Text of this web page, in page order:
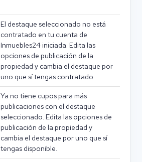
El destaque seleccionado no está
contratado en tu cuenta de
Inmuebles24 iniciada. Edita las
opciones de publicación de la
propiedad y cambia el destaque por
uno que sí tengas contratado.
Ya no tiene cupos para más
publicaciones con el destaque
seleccionado. Edita las opciones de
publicación de la propiedad y
cambia el destaque por uno que sí
tengas disponible.